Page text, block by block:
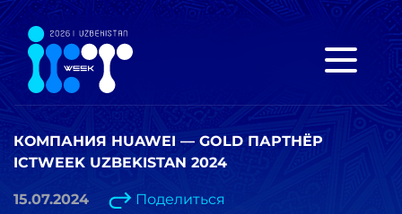
КОМПАНИЯ HUAWEI — GOLD ПАРТНЁР
ICTWEEK UZBEKISTAN 2024
15.07.2024 Поделиться